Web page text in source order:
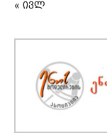
« ივლ